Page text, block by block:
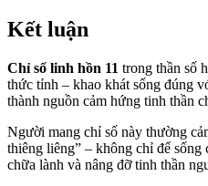
Kết luận
Chỉ số linh hồn 11 trong thần số
thức tỉnh – khao khát sống đúng
thành nguồn cảm hứng tinh thần
Người mang chỉ số này thường
thiêng liêng” – không chỉ để sống
chữa lành và nâng đỡ tinh thần